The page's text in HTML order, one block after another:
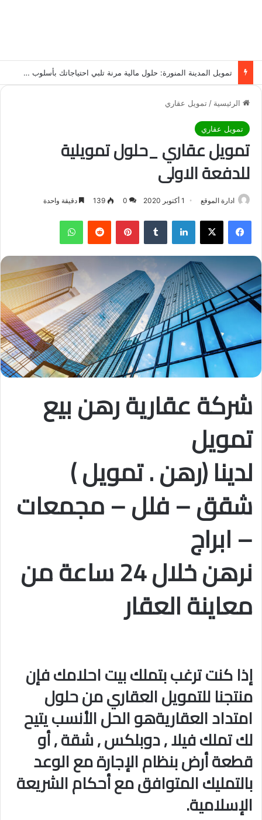
تمويل المدينة المنورة: حلول مالية مرنة تلبي احتياجاتك بأسلوب عصري وآمن
الرئيسية / تمويل عقاري
تمويل عقاري
تمويل عقاري _حلول تمويلية
للدفعة الاولى
ادارة الموقع 1 أكتوبر 2020 0
139 دقيقة واحدة
فيسبوك لينكدإن بينتيريست
شركة عقارية رهن بيع
تمويل
لدينا (رهن . تمويل )
شقق – فلل – مجمعات
– ابراج
نرهن خلال 24 ساعة من
معاينة العقار
إذا كنت ترغب بتملك بيت احلامك فإن
منتجنا للتمويل العقاري من حلول
امتداد العقاريةهو الحل الأنسب يتيح
لك تملك فيلا , دوبلكس , شقة , أو
قطعة أرض بنظام الإجارة مع الوعد
بالتمليك المتوافق مع أحكام الشريعة
الإسلامية.